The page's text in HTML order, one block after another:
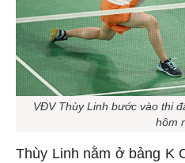
VĐV Thùy Linh bước vào thi
hôm
Thùy Linh nằm ở bảng K